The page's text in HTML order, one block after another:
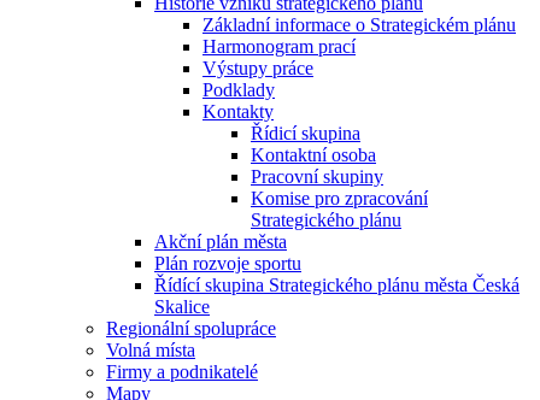
Základní informace o Strategickém plánu
Harmonogram prací
Výstupy práce
Podklady
Kontakty
Řídicí skupina
Kontaktní osoba
Pracovní skupiny
Komise pro zpracování
Strategického plánu
Akční plán města
Plán rozvoje sportu
Řídící skupina Strategického plánu města Česká
Skalice
Regionální spolupráce
Volná místa
Firmy a podnikatelé
Mapy